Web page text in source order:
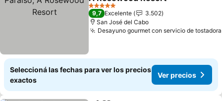
5 Estrellas
9,7 Excelente
3.502
San José del Cabo
Desayuno gourmet con servicio de tostadora
Seleccioná las fechas para ver los precios
exactos
Ver precios